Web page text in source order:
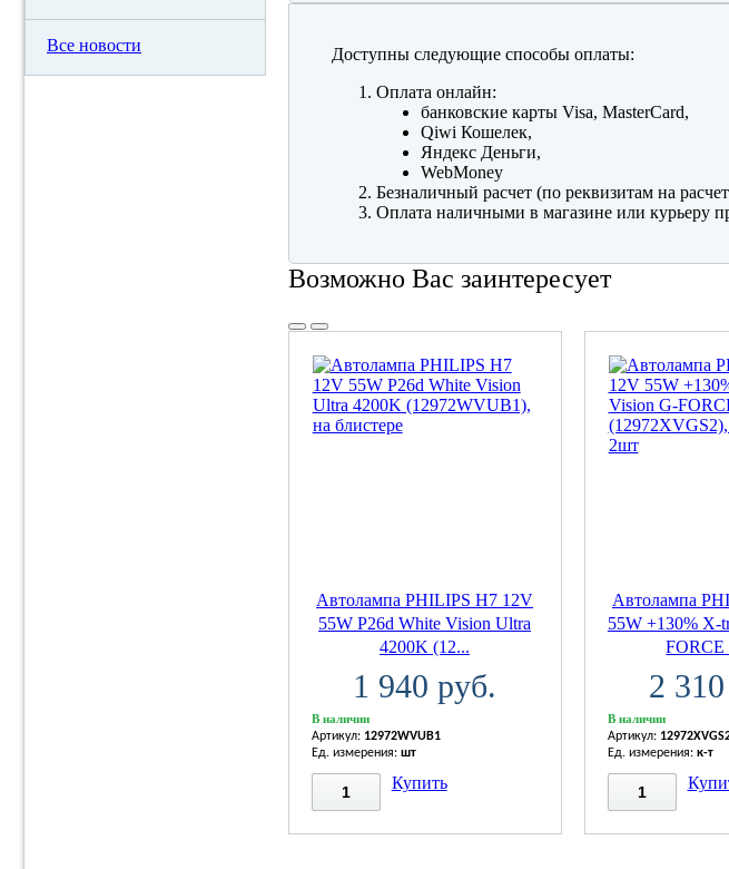
Доступны следующие способы оплаты:
Оплата онлайн:
банковские карты Visa, MasterCard,
Qiwi Кошелек,
Яндекс Деньги,
WebMoney
Безналичный расчет (по реквизитам на
Оплата наличными в магазине или курьеру
Возможно Вас заинтересует
Автолампа PHILIPS H7 12V
55W P26d White Vision Ultra
4200K (12...
1 940 руб.
В наличии
Артикул: 12972WVUB1
Ед. измерения: шт
Купить
Автолампа
55W +130% X-
FORCE
2
В наличии
Артикул:
Ед. измерения: к-т
Все новости